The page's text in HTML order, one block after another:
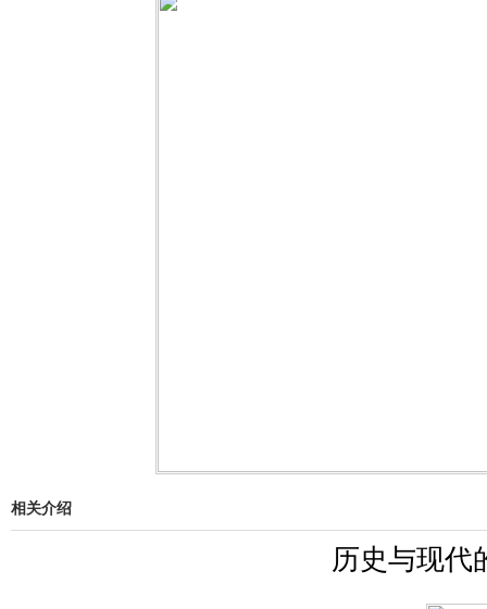
相关介绍
历史与现代